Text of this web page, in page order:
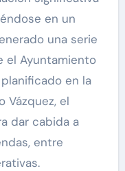
en un
una serie
el Ayuntamiento
en la
Vázquez, el
dar cabida a
entre